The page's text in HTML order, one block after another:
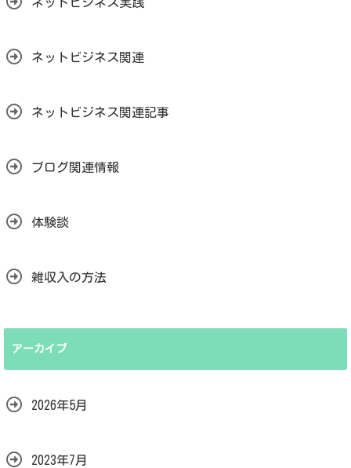
ネットビジネス関連
ネットビジネス関連記事
ブログ関連情報
体験談
雑収入の方法
アーカイブ
2026年5月
2023年7月